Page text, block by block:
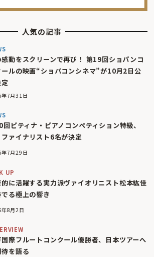
人気の記事
感動をスクリーンで再び！ 第19回ショパンコ
ールの映画“ショパコンシネマ”が10月2日公
7月31日
回ピティナ・ピアノコンペティション特級、
ファイナリスト6名が決定
7月29日
UP
的に活躍する実力派ヴァイオリニスト松本紘佳
る極上の響き
8月2日
際フルートコンクール優勝者、日本ツアーへ
待を語る